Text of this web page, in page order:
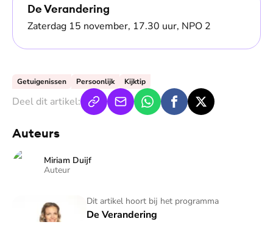
De Verandering
Zaterdag 15 november, 17.30 uur, NPO 2
Getuigenissen Persoonlijk Kijktip
Deel dit artikel:
Auteurs
Miriam Duijf
Auteur
Dit artikel hoort bij het programma
De Verandering
De Verandering